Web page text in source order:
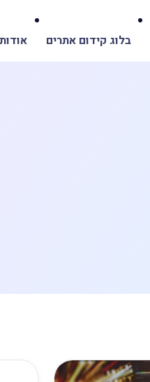
בלוג קידום אתרים אודות